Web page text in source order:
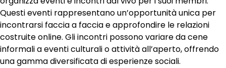
Questi eventi rappresentano un’opportunità unica per
incontrarsi faccia a faccia e approfondire le relazioni
costruite online. Gli incontri possono variare da cene
informali a eventi culturali o attività all’aperto, offrendo
una gamma diversificata di esperienze sociali.